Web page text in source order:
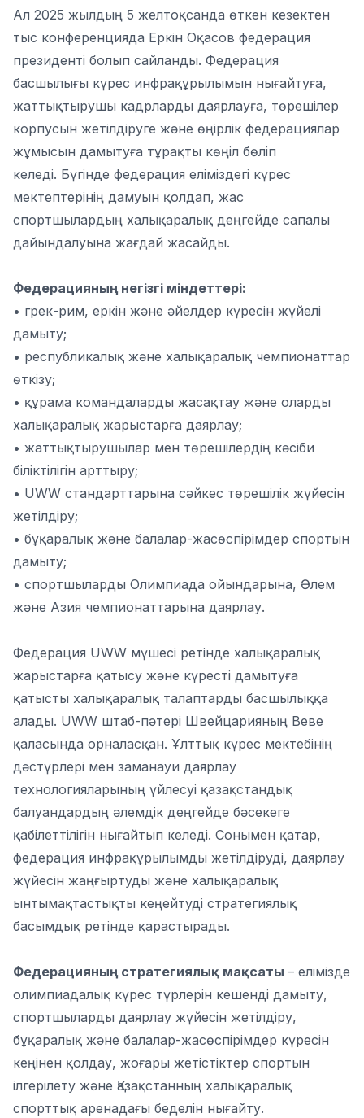
Ал 2025 жылдың 5 желтоқсанда өткен кезектен
тыс конференцияда Еркін Оқасов федерация
президенті болып сайланды. Федерация
басшылығы күрес инфрақұрылымын нығайтуға,
жаттықтырушы кадрларды даярлауға, төрешілер
корпусын жетілдіруге және өңірлік федерациялар
жұмысын дамытуға тұрақты көңіл бөліп
келеді. Бүгінде федерация еліміздегі күрес
мектептерінің дамуын қолдап, жас
спортшылардың халықаралық деңгейде сапалы
дайындалуына жағдай жасайды.
Федерацияның негізгі міндеттері:
• грек-рим, еркін және әйелдер күресін жүйелі
дамыту;
• республикалық және халықаралық чемпионаттар
өткізу;
• құрама командаларды жасақтау және оларды
халықаралық жарыстарға даярлау;
• жаттықтырушылар мен төрешілердің кәсіби
біліктілігін арттыру;
• UWW стандарттарына сәйкес төрешілік жүйесін
жетілдіру;
• бұқаралық және балалар-жасөспірімдер спортын
дамыту;
• спортшыларды Олимпиада ойындарына, Әлем
және Азия чемпионаттарына даярлау.
Федерация UWW мүшесі ретінде халықаралық
жарыстарға қатысу және күресті дамытуға
қатысты халықаралық талаптарды басшылыққа
алады. UWW штаб-пәтері Швейцарияның Веве
қаласында орналасқан. Ұлттық күрес мектебінің
дәстүрлері мен заманауи даярлау
технологияларының үйлесуі қазақстандық
балуандардың әлемдік деңгейде бәсекеге
қабілеттілігін нығайтып келеді. Сонымен қатар,
федерация инфрақұрылымды жетілдіруді, даярлау
жүйесін жаңғыртуды және халықаралық
ынтымақтастықты кеңейтуді стратегиялық
басымдық ретінде қарастырады.
Федерацияның стратегиялық мақсаты – елімізде
олимпиадалық күрес түрлерін кешенді дамыту,
спортшыларды даярлау жүйесін жетілдіру,
бұқаралық және балалар-жасөспірімдер күресін
кеңінен қолдау, жоғары жетістіктер спортын
ілгерілету және Қазақстанның халықаралық
спорттық аренадағы беделін нығайту.